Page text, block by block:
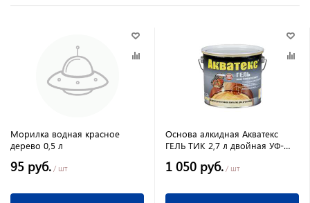
Морилка водная красное
дерево 0,5 л
95 руб. / шт
Основа алкидная Акватекс
ГЕЛЬ ТИК 2,7 л двойная УФ-
олифу
1 050 руб. / шт